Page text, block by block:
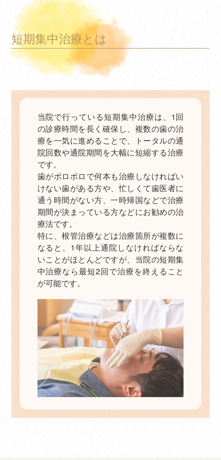
短期集中治療とは
当院で行っている短期集中治療は、1回
の診療時間を長く確保し、複数の歯の治
療を一気に進めることで、トータルの通
院回数や通院期間を大幅に短縮する治療
です。
歯がボロボロで何本も治療しなければい
けない歯がある方や、忙しくて歯医者に
通う時間がない方、一時帰国などで治療
期間が決まっている方などにお勧めの治
療法です。
特に、根管治療などは治療箇所が複数に
なると、1年以上通院しなければならな
いことがほとんどですが、当院の短期集
中治療なら最短2回で治療を終えること
が可能です。